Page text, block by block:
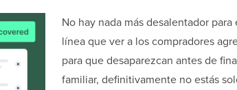
No hay nada más desalentador
línea que ver a los compradores
para que desaparezcan antes de
familiar, definitivamente no estás